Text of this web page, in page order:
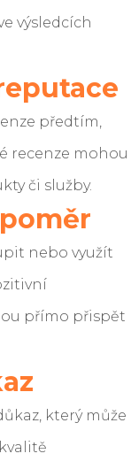
výsledcích
předtím,
recenze mohou
či služby.
nebo využít
přímo přispět
který může